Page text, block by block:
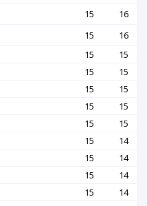
15
16
15
16
15
15
15
15
15
15
15
15
15
15
15
14
15
14
15
14
15
14